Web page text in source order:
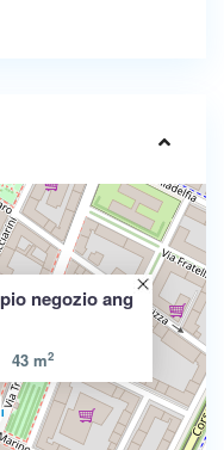
negozio ang
43 m2